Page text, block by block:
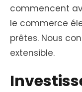
commencent
le commerce
prêtes. Nous
extensible.